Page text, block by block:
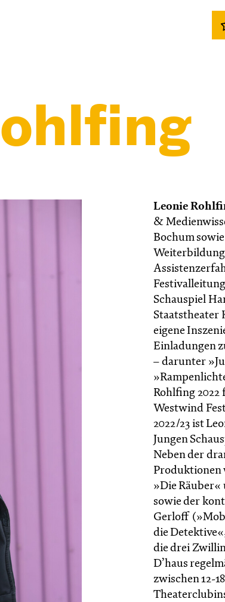
Leonie
&
Bochum
Schauspiel
Staatstheater
eigene
Einladungen
– darunter
Rohlfing 2022
Westwind
2022/23 ist
Jungen
Neben der
Produktionen
»Die Räuber«
sowie der
Gerloff
die
die drei
D’haus
zwischen 12-